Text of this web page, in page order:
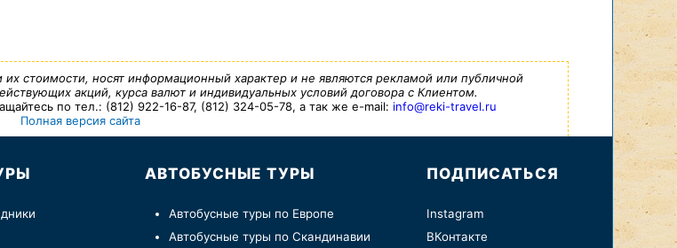
стоимости, носят информационный характер и не являются рекламой или публичной
акций, курса валют и индивидуальных условий договора с Клиентом.
по тел.: (812) 922-16-87, (812) 324-05-78, а так же e-mail: info@reki-travel.ru
Полная версия сайта
АВТОБУСНЫЕ ТУРЫ
Автобусные туры по Европе
Автобусные туры по Скандинавии
ПОДПИСАТЬСЯ
Instagram
ВКонтакте